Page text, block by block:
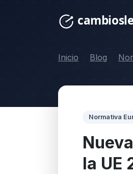
Inicio Blog
Normativa
la UE